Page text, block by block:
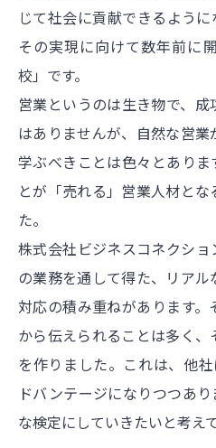
じて社会に貢献できるように
その実現に向けて数年前に
校」です。
営業というのは生き物で、
はありませんが、自然な営
学ぶべきことは色々とあり
とが「売れる」営業人材と
た。
株式会社ビジネスコネクシ
の業務を通して得た、リア
対応の積み重ねがあります
から伝えられることは多く
を作りました。これは、他
ドバンテージになりつつあ
な検定にしていきたいと考え